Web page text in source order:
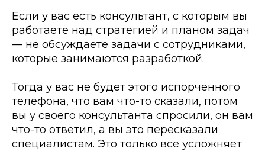
Если у вас есть консультант, с которым вы
работаете над стратегией и планом задач
— не обсуждаете задачи с сотрудниками,
которые занимаются разработкой.
Тогда у вас не будет этого испорченного
телефона, что вам что-то сказали, потом
вы у своего консультанта спросили, он вам
что-то ответил, а вы это пересказали
специалистам. Это только все усложняет